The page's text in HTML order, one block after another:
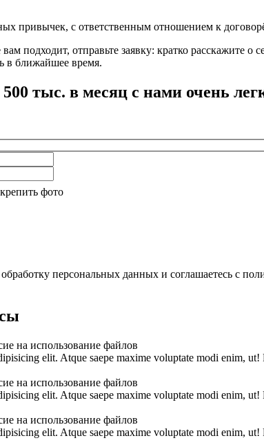
привычек, с ответственным отношением к
подходит, отправьте заявку: кратко
в ближайшее время.
тыс. в месяц с нами очень
фото
персональных данных и соглашаетесь с
на использование файлов
elit. Atque saepe maxime voluptate modi enim,
на использование файлов
elit. Atque saepe maxime voluptate modi enim,
на использование файлов
elit. Atque saepe maxime voluptate modi enim,